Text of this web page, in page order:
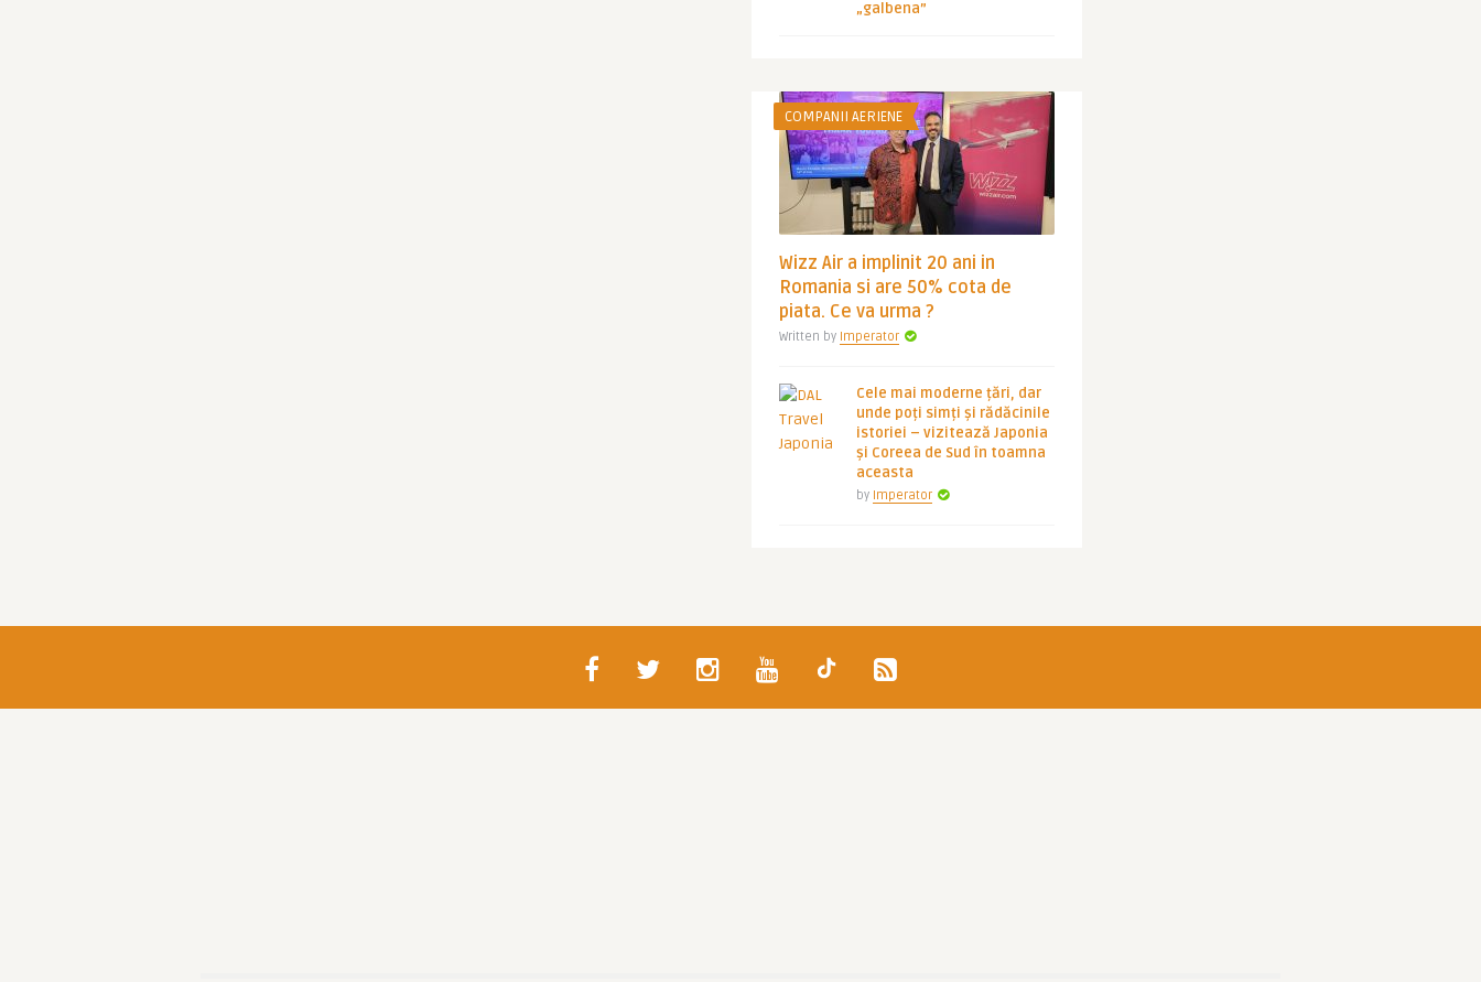
„galbena”
COMPANII AERIENE
Wizz Air a implinit 20 ani in
Romania si are 50% cota de
piata. Ce va urma ?
Written by Imperator
Cele mai moderne țări, dar
unde poți simți și rădăcinile
istoriei – vizitează Japonia
și Coreea de Sud în toamna
aceasta
by Imperator